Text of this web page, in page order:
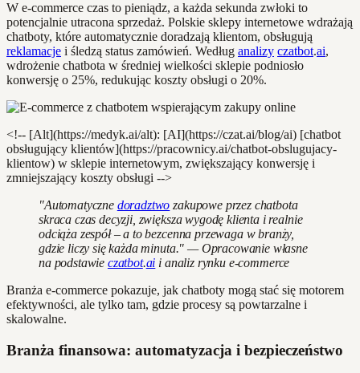
W e-commerce czas to pieniądz, a każda sekunda zwłoki to
potencjalnie utracona sprzedaż. Polskie sklepy internetowe wdrażają
chatboty, które automatycznie doradzają klientom, obsługują
reklamacje i śledzą status zamówień. Według analizy czatbot.ai,
wdrożenie chatbota w średniej wielkości sklepie podniosło
konwersję o 25%, redukując koszty obsługi o 20%.
<!-- [Alt](https://medyk.ai/alt): [AI](https://czat.ai/blog/ai) [chatbot
obsługujący klientów](https://pracownicy.ai/chatbot-obslugujacy-
klientow) w sklepie internetowym, zwiększający konwersję i
zmniejszający koszty obsługi -->
"Automatyczne doradztwo zakupowe przez chatbota
skraca czas decyzji, zwiększa wygodę klienta i realnie
odciąża zespół – a to bezcenna przewaga w branży,
gdzie liczy się każda minuta." — Opracowanie własne
na podstawie czatbot.ai i analiz rynku e-commerce
Branża e-commerce pokazuje, jak chatboty mogą stać się motorem
efektywności, ale tylko tam, gdzie procesy są powtarzalne i
skalowalne.
Branża finansowa: automatyzacja i bezpieczeństwo